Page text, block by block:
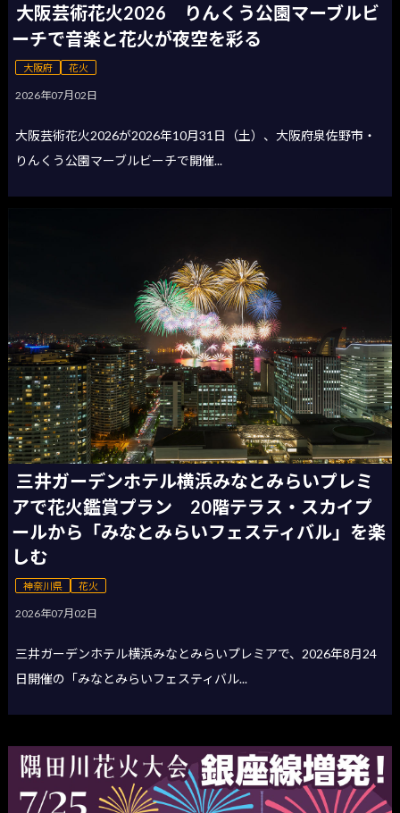
大阪芸術花火2026 りんくう公園マーブルビ
ーチで音楽と花火が夜空を彩る
大阪府 花火
2026年07月02日
大阪芸術花火2026が2026年10月31日（土）、大阪府泉佐野市・
りんくう公園マーブルビーチで開催...
三井ガーデンホテル横浜みなとみらいプレミ
アで花火鑑賞プラン 20階テラス・スカイプ
ールから「みなとみらいフェスティバル」を楽
しむ
神奈川県 花火
2026年07月02日
三井ガーデンホテル横浜みなとみらいプレミアで、2026年8月24
日開催の「みなとみらいフェスティバル...